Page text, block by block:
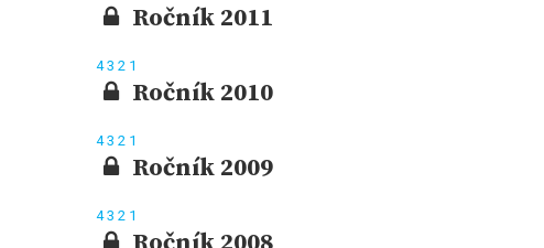
Ročník 2011
43 2 1
Ročník 2010
43 2 1
Ročník 2009
43 2 1